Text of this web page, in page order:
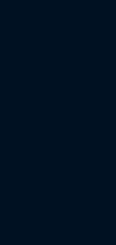
chaque joueur a
match de
toujours cette fierté
je suis plus forte. Je
gagné des titres d’une
d’Arcachon